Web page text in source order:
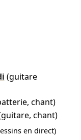
(guitare
chant)
chant)
en direct)